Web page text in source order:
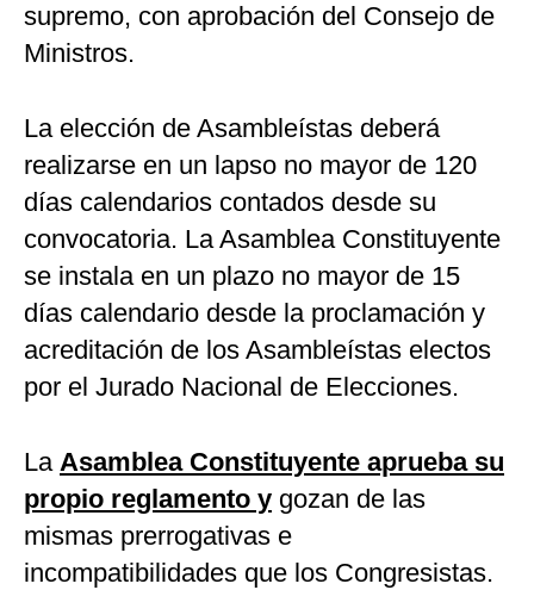
supremo, con aprobación del Consejo de
Ministros.
La elección de Asambleístas deberá
realizarse en un lapso no mayor de 120
días calendarios contados desde su
convocatoria. La Asamblea Constituyente
se instala en un plazo no mayor de 15
días calendario desde la proclamación y
acreditación de los Asambleístas electos
por el Jurado Nacional de Elecciones.
La Asamblea Constituyente aprueba su
propio reglamento y gozan de las
mismas prerrogativas e
incompatibilidades que los Congresistas.